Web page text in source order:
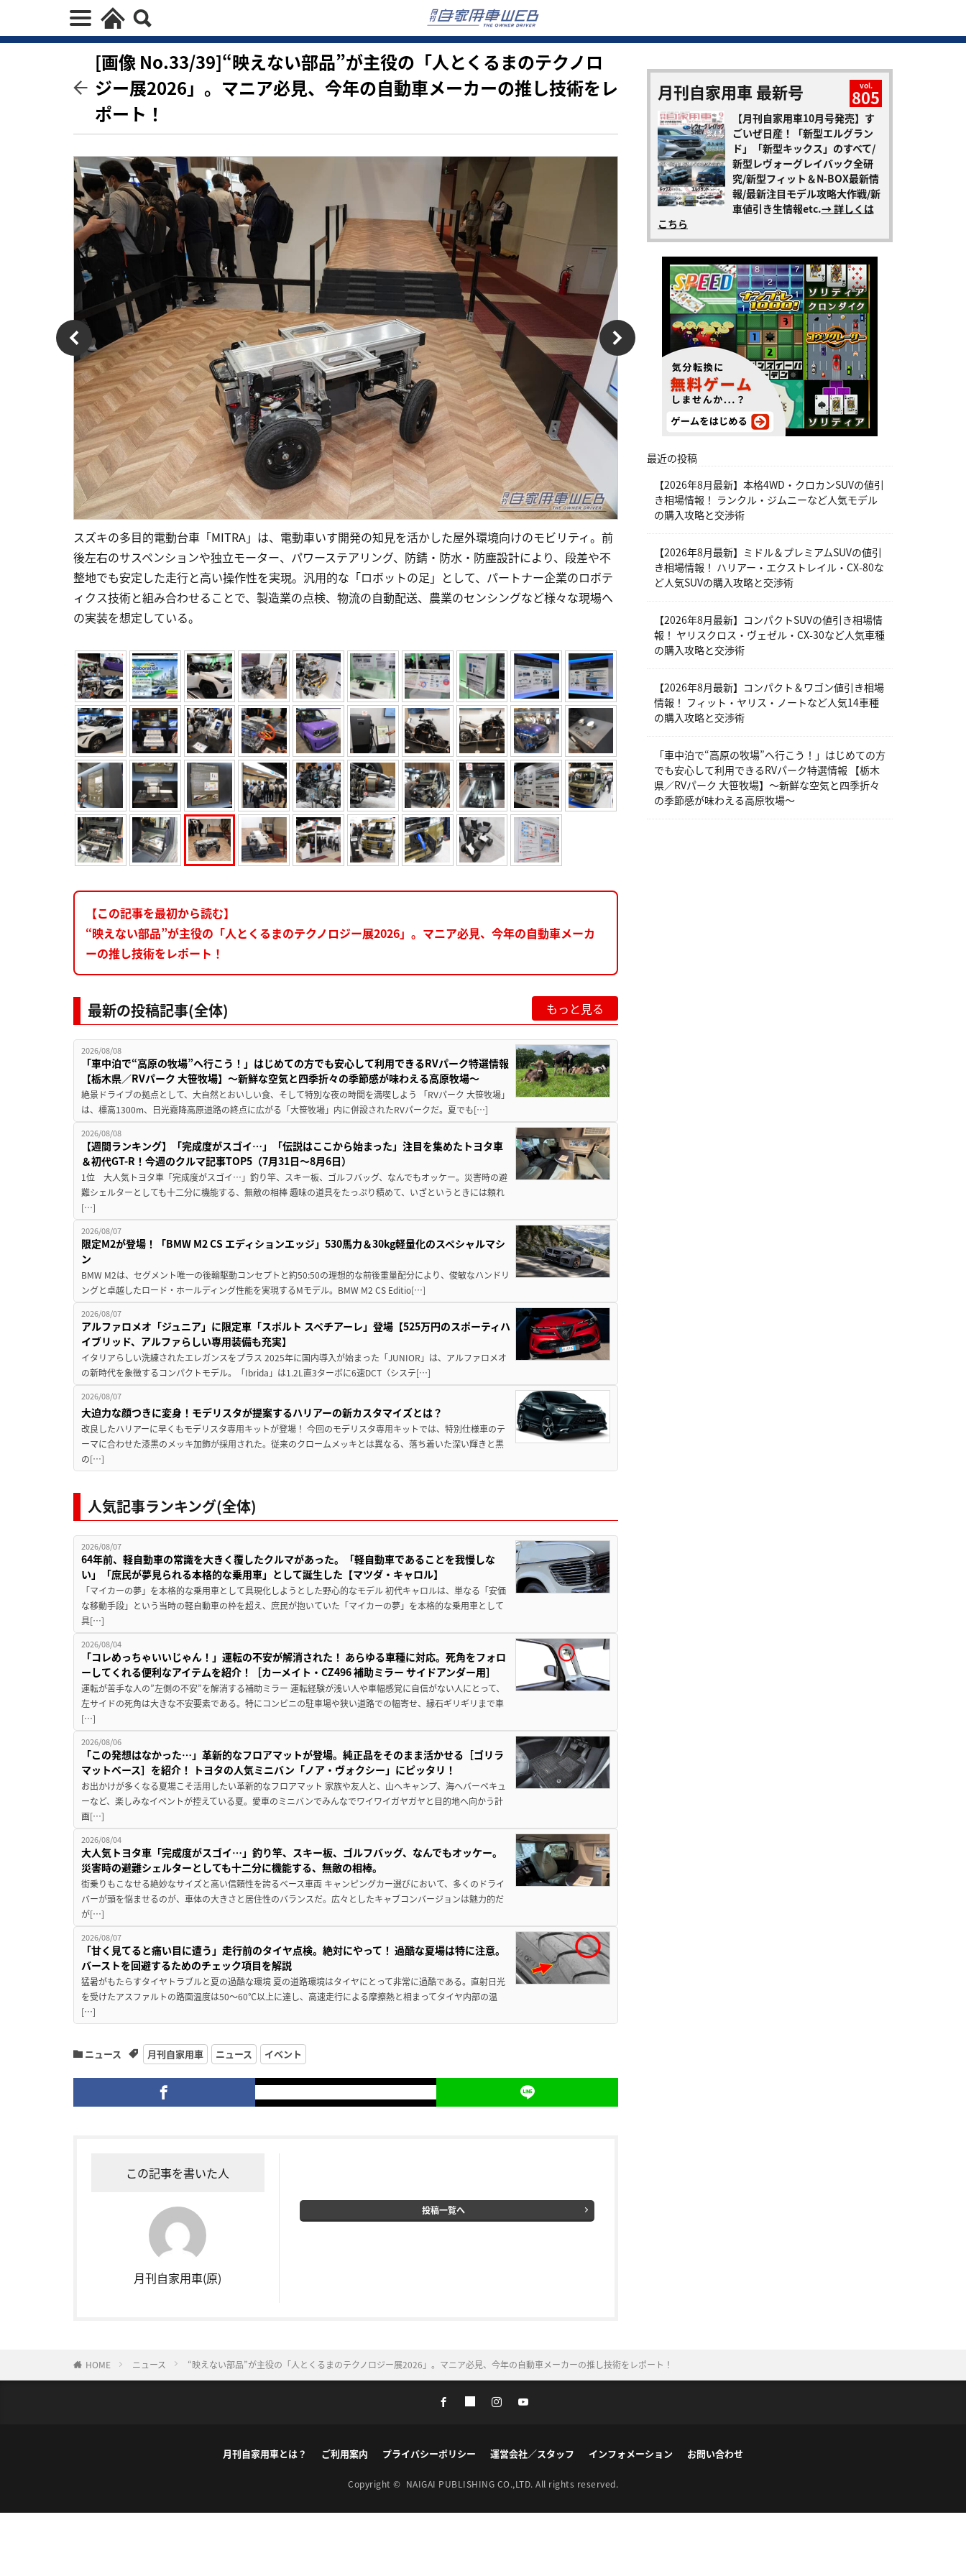
[画像 No.33/39]“映えない部品”が主役の「人とくるまのテクノロ
ジー展2026」。マニア必見、今年の自動車メーカーの推し技術をレ
ポート！
スズキの多目的電動台車「MITRA」は、電動車いす開発の知見を活かした屋外環境向けのモビリティ。前
後左右のサスペンションや独立モーター、パワーステアリング、防錆・防水・防塵設計により、段差や不
整地でも安定した走行と高い操作性を実現。汎用的な「ロボットの足」として、パートナー企業のロボテ
ィクス技術と組み合わせることで、製造業の点検、物流の自動配送、農業のセンシングなど様々な現場へ
の実装を想定している。
【この記事を最初から読む】
“映えない部品”が主役の「人とくるまのテクノロジー展2026」。マニア必見、今年の自動車メーカ
ーの推し技術をレポート！
最新の投稿記事(全体) もっと見る
2026/08/08
「車中泊で“高原の牧場”へ行こう！」はじめての方でも安心して利用できるRVパーク特選情報
【栃木県／RVパーク 大笹牧場】～新鮮な空気と四季折々の季節感が味わえる高原牧場～
絶景ドライブの拠点として、大自然とおいしい食、そして特別な夜の時間を満喫しよう 「RVパーク 大笹牧場」
は、標高1300m、日光霧降高原道路の終点に広がる「大笹牧場」内に併設されたRVパークだ。夏でも[…]
2026/08/08
【週間ランキング】「完成度がスゴイ…」「伝説はここから始まった」注目を集めたトヨタ車
＆初代GT-R！今週のクルマ記事TOP5（7月31日〜8月6日）
1位 大人気トヨタ車「完成度がスゴイ…」釣り竿、スキー板、ゴルフバッグ、なんでもオッケー。災害時の避
難シェルターとしても十二分に機能する、無敵の相棒 趣味の道具をたっぷり積めて、いざというときには頼れ
[…]
2026/08/07
限定M2が登場！「BMW M2 CS エディションエッジ」530馬力＆30kg軽量化のスペシャルマシ
ン
BMW M2は、セグメント唯一の後輪駆動コンセプトと約50:50の理想的な前後重量配分により、俊敏なハンドリ
ングと卓越したロード・ホールディング性能を実現するMモデル。BMW M2 CS Editio[…]
2026/08/07
アルファロメオ「ジュニア」に限定車「スポルト スペチアーレ」登場【525万円のスポーティハ
イブリッド、アルファらしい専用装備も充実】
イタリアらしい洗練されたエレガンスをプラス 2025年に国内導入が始まった「JUNIOR」は、アルファロメオ
の新時代を象徴するコンパクトモデル。「Ibrida」は1.2L直3ターボに6速DCT（システ[…]
2026/08/07
大迫力な顔つきに変身！モデリスタが提案するハリアーの新カスタマイズとは？
改良したハリアーに早くもモデリスタ専用キットが登場！ 今回のモデリスタ専用キットでは、特別仕様車のテ
ーマに合わせた漆黒のメッキ加飾が採用された。従来のクロームメッキとは異なる、落ち着いた深い輝きと黒
の[…]
人気記事ランキング(全体)
2026/08/07
64年前、軽自動車の常識を大きく覆したクルマがあった。「軽自動車であることを我慢しな
い」「庶民が夢見られる本格的な乗用車」として誕生した【マツダ・キャロル】
「マイカーの夢」を本格的な乗用車として具現化しようとした野心的なモデル 初代キャロルは、単なる「安価
な移動手段」という当時の軽自動車の枠を超え、庶民が抱いていた「マイカーの夢」を本格的な乗用車として
具[…]
2026/08/04
「コレめっちゃいいじゃん！」運転の不安が解消された！ あらゆる車種に対応。死角をフォロ
ーしてくれる便利なアイテムを紹介！［カーメイト・CZ496 補助ミラー サイドアンダー用］
運転が苦手な人の”左側の不安”を解消する補助ミラー 運転経験が浅い人や車幅感覚に自信がない人にとって、
左サイドの死角は大きな不安要素である。特にコンビニの駐車場や狭い道路での幅寄せ、縁石ギリギリまで車
[…]
2026/08/06
「この発想はなかった…」革新的なフロアマットが登場。純正品をそのまま活かせる［ゴリラ
マットベース］を紹介！ トヨタの人気ミニバン「ノア・ヴォクシー」にピッタリ！
お出かけが多くなる夏場こそ活用したい革新的なフロアマット 家族や友人と、山へキャンプ、海へバーベキュ
ーなど、楽しみなイベントが控えている夏。愛車のミニバンでみんなでワイワイガヤガヤと目的地へ向かう計
画[…]
2026/08/04
大人気トヨタ車「完成度がスゴイ…」釣り竿、スキー板、ゴルフバッグ、なんでもオッケー。
災害時の避難シェルターとしても十二分に機能する、無敵の相棒。
街乗りもこなせる絶妙なサイズと高い信頼性を誇るベース車両 キャンピングカー選びにおいて、多くのドライ
バーが頭を悩ませるのが、車体の大きさと居住性のバランスだ。広々としたキャブコンバージョンは魅力的だ
が[…]
2026/08/07
「甘く見てると痛い目に遭う」走行前のタイヤ点検。絶対にやって！ 過酷な夏場は特に注意。
バーストを回避するためのチェック項目を解説
猛暑がもたらすタイヤトラブルと夏の過酷な環境 夏の道路環境はタイヤにとって非常に過酷である。直射日光
を受けたアスファルトの路面温度は50〜60℃以上に達し、高速走行による摩擦熱と相まってタイヤ内部の温
[…]
ニュース 月刊自家用車 ニュース イベント
この記事を書いた人
月刊自家用車(原)
投稿一覧へ
月刊自家用車 最新号 vol.
805
【月刊自家用車10月号発売】す
ごいぜ日産！「新型エルグラン
ド」「新型キックス」のすべて/
新型レヴォーグレイバック全研
究/新型フィット＆N-BOX最新情
報/最新注目モデル攻略大作戦/新
車値引き生情報etc.→ 詳しくは
こちら
最近の投稿
【2026年8月最新】本格4WD・クロカンSUVの値引
き相場情報！ ランクル・ジムニーなど人気モデル
の購入攻略と交渉術
【2026年8月最新】ミドル＆プレミアムSUVの値引
き相場情報！ ハリアー・エクストレイル・CX-80な
ど人気SUVの購入攻略と交渉術
【2026年8月最新】コンパクトSUVの値引き相場情
報！ ヤリスクロス・ヴェゼル・CX-30など人気車種
の購入攻略と交渉術
【2026年8月最新】コンパクト＆ワゴン値引き相場
情報！ フィット・ヤリス・ノートなど人気14車種
の購入攻略と交渉術
「車中泊で“高原の牧場”へ行こう！」はじめての方
でも安心して利用できるRVパーク特選情報 【栃木
県／RVパーク 大笹牧場】～新鮮な空気と四季折々
の季節感が味わえる高原牧場～
HOME ニュース “映えない部品”が主役の「人とくるまのテクノロジー展2026」。マニア必見、今年の自動車メーカーの推し技術をレポート！
月刊自家用車とは？ ご利用案内 プライバシーポリシー 運営会社／スタッフ インフォメーション お問い合わせ
Copyright © NAIGAI PUBLISHING CO.,LTD. All rights reserved.